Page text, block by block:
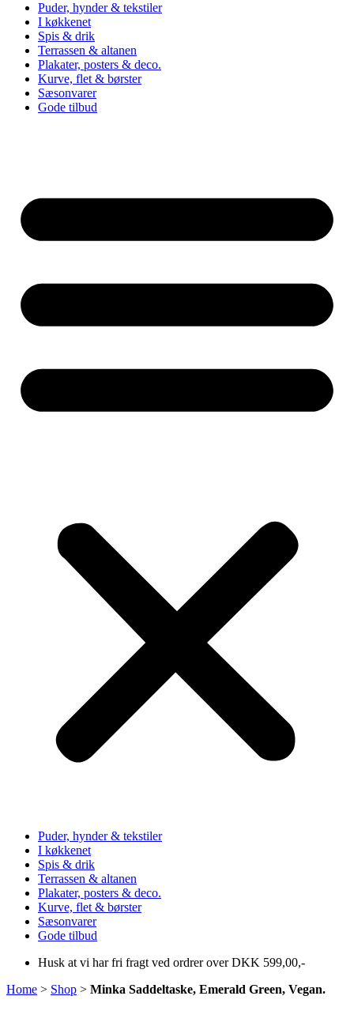
Puder, hynder & tekstiler
I køkkenet
Spis & drik
Terrassen & altanen
Plakater, posters & deco.
Kurve, flet & børster
Sæsonvarer
Gode tilbud
Puder, hynder & tekstiler
I køkkenet
Spis & drik
Terrassen & altanen
Plakater, posters & deco.
Kurve, flet & børster
Sæsonvarer
Gode tilbud
Husk at vi har fri fragt ved ordrer over DKK 599,00,-
Home > Shop > Minka Saddeltaske, Emerald Green, Vegan.